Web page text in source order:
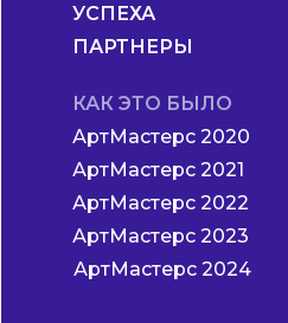
УСПЕХА
ПАРТНЕРЫ
КАК ЭТО БЫЛО
АртМастерс 2020
АртМастерс 2021
АртМастерс 2022
АртМастерс 2023
АртМастерс 2024